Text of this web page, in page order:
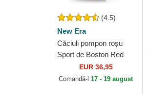
(4.5)
New Era
Căciuli pompon roșu
Sport de Boston Red
Sox MLB de New Era
EUR 36,95
Comandă-l17 - 19 august